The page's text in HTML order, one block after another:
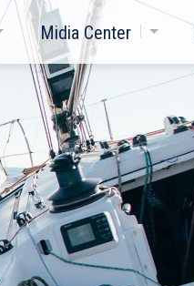
Midia Center